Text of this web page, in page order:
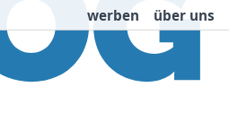
werben über uns
Buchtipps